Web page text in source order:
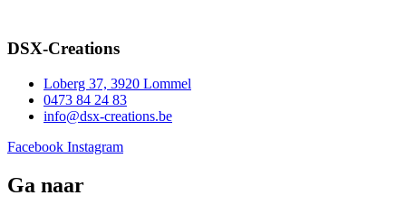
DSX-Creations
Loberg 37, 3920 Lommel
0473 84 24 83
info@dsx-creations.be
Facebook Instagram
Ga naar